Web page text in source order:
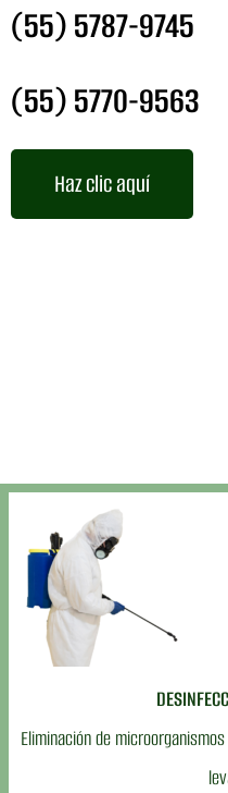
(55) 5787-9745
(55) 5770-9563
Haz clic aquí
Eliminación de